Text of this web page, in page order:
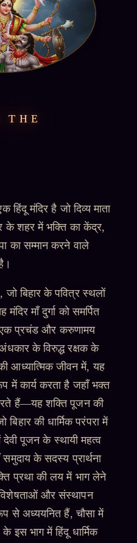
THE
हिंदू मंदिर है जो दिव्य माता
के शहर में भक्ति का केंद्र,
का सम्मान करने वाले
जो बिहार के पवित्र स्थलों
माँ दुर्गा को समर्पित
एक प्रचंड और करुणामय
के विरुद्ध रक्षक के
आध्यात्मिक जीवन में, यह
में कार्य करता है जहाँ भक्त
हैं—यह शक्ति पूजन की
बिहार की धार्मिक परंपरा में
देवी पूजन के स्थायी महत्व
समुदाय के सदस्य प्रार्थना
प्रथा की लय में भाग लेने
और संस्थापन
से अध्ययनित हैं, चौसा में
इस भाग में हिंदू धार्मिक